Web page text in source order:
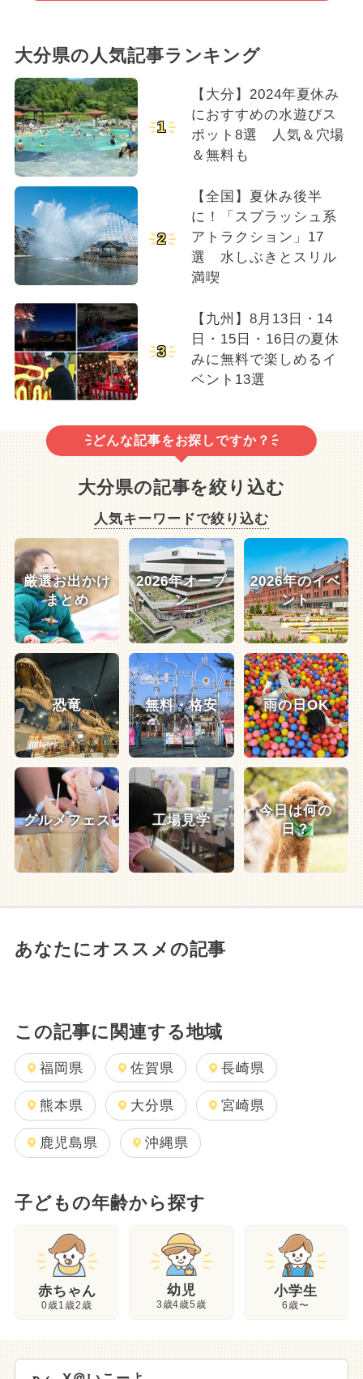
大分県の人気記事ランキング
1
【大分】2024年夏休み
におすすめの水遊びス
ポット8選 人気＆穴場
＆無料も
2
【全国】夏休み後半
に！「スプラッシュ系
アトラクション」17
選 水しぶきとスリル
満喫
3
【九州】8月13日・14
日・15日・16日の夏休
みに無料で楽しめるイ
ベント13選
どんな記事をお探しですか？
大分県の記事を絞り込む
人気キーワードで絞り込む
厳選お出かけ
まとめ
2026年オープ
ン
2026年のイベ
ント
恐竜 無料・格安 雨の日OK
グルメフェス 工場見学
今日は何の
日？
あなたにオススメの記事
この記事に関連する地域
福岡県 佐賀県 長崎県
熊本県 大分県 宮崎県
鹿児島県 沖縄県
子どもの年齢から探す
赤ちゃん
0歳1歳2歳
幼児
3歳4歳5歳
小学生
6歳〜